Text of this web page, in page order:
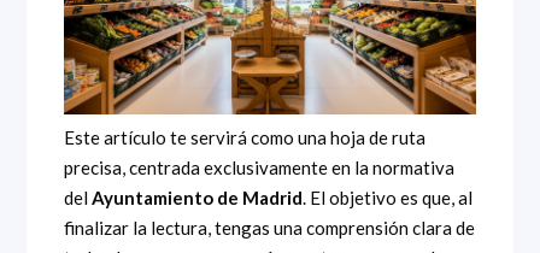
Este artículo te servirá como una hoja de ruta
precisa, centrada exclusivamente en la normativa
delAyuntamiento de Madrid. El objetivo es que, al
finalizar la lectura, tengas una comprensión clara de